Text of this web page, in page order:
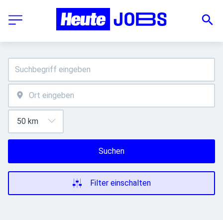
Suchen
Filter einschalten